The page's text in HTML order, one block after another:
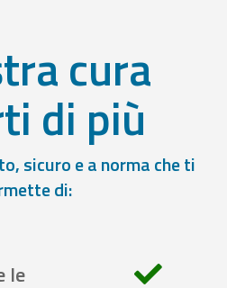
cura
di più
sicuro e a norma che ti
di:
le